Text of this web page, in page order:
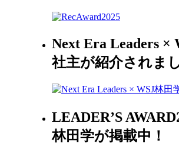
Next Era Leaders ×
社主が紹介されま
LEADER’S
林田学が掲載中！